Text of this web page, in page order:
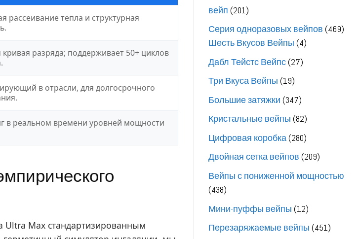
рассеивание тепла и структурная
кривая разряда; поддерживает 50+ циклов
в отрасли, для долгосрочного
в реальном времени уровней мощности
Ultra Max стандартизированным
вейп 201201
Серия одноразовых вейпов 469469
Шесть Вкусов Вейпы 44
Дабл Тейстс Вейпс 2727
Три Вкуса Вейпы 1919
товаров
Большие затяжки 347347
товаров
Кристальные вейпы 8282
товара
Цифровая коробка 280280
товаров
Двойная сетка вейпов 209209
Вейпы с пониженной мощностью
438438
товаров
Мини-пуффы вейпы 1212
товаров
Перезаряжаемые вейпы 451451